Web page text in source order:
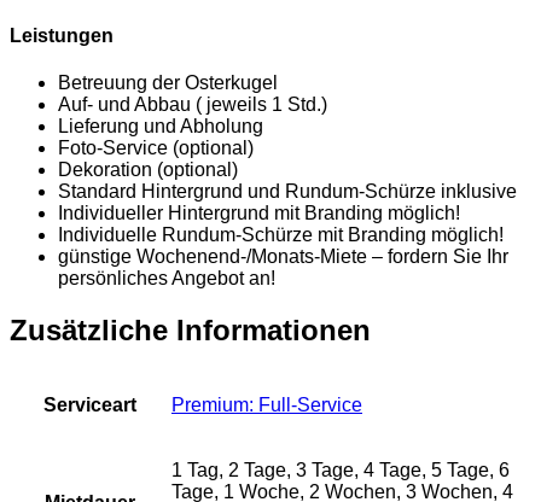
Leistungen
Betreuung der Osterkugel
Auf- und Abbau ( jeweils 1 Std.)
Lieferung und Abholung
Foto-Service (optional)
Dekoration (optional)
Standard Hintergrund und Rundum-Schürze inklusive
Individueller Hintergrund mit Branding möglich!
Individuelle Rundum-Schürze mit Branding möglich!
günstige Wochenend-/Monats-Miete – fordern Sie Ihr
persönliches Angebot an!
Zusätzliche Informationen
Serviceart Premium: Full-Service
1 Tag, 2 Tage, 3 Tage, 4 Tage, 5 Tage, 6
Tage, 1 Woche, 2 Wochen, 3 Wochen, 4